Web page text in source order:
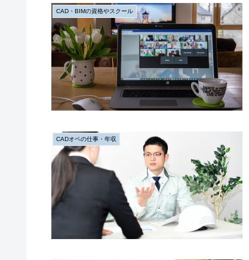
CAD・BIMの資格やスクール
CADオペの仕事・年収